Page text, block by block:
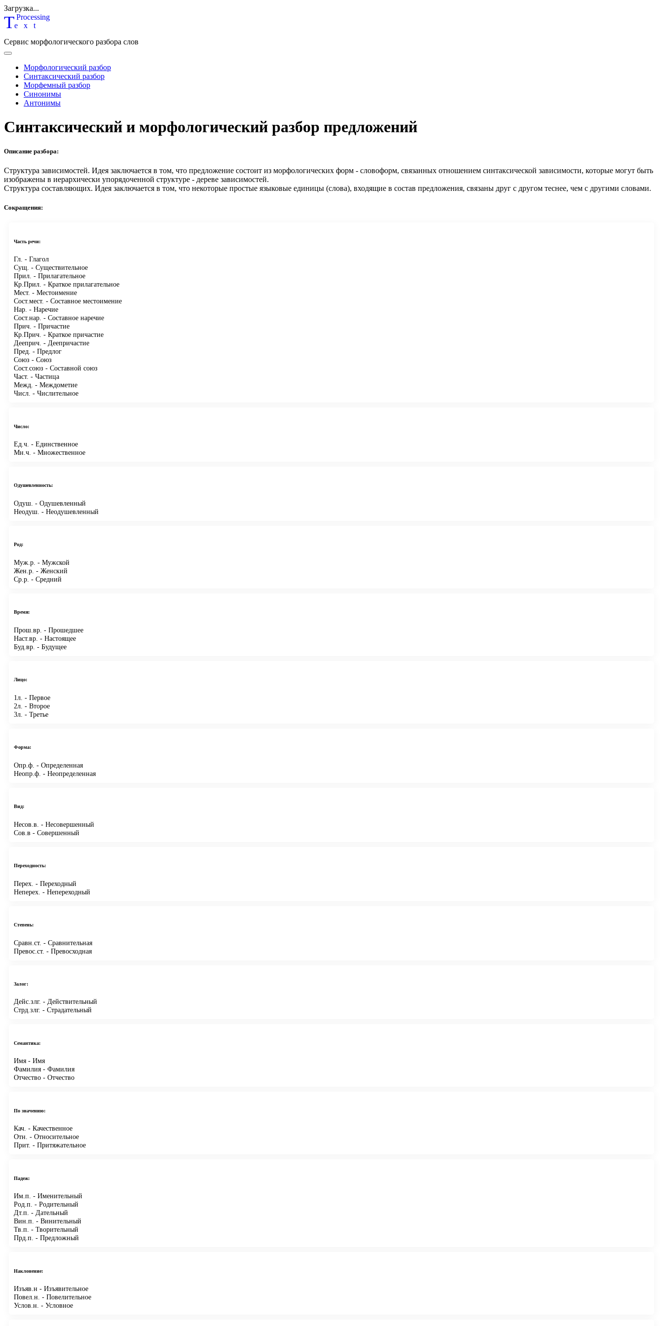
Загрузка...
Text
Processing
Сервис морфологического разбора слов
Морфологический разбор
Синтаксический разбор
Морфемный разбор
Синонимы
Антонимы
Синтаксический и морфологический разбор предложений
Описание разбора:
Структура зависимостей. Идея заключается в том, что предложение состоит из морфологических форм - словоформ, связанных отношением синтаксической зависимости, которые могут быть
изображены в иерархически упорядоченной структуре - дереве зависимостей.
Структура составляющих. Идея заключается в том, что некоторые простые языковые единицы (слова), входящие в состав предложения, связаны друг с другом теснее, чем с другими словами.
Сокращения:
Часть речи:
Гл. - Глагол
Сущ. - Существительное
Прил. - Прилагательное
Кр.Прил. - Краткое прилагательное
Мест. - Местоимение
Сост.мест. - Составное местоимение
Нар. - Наречие
Сост.нар. - Составное наречие
Прич. - Причастие
Кр.Прич. - Краткое причастие
Дееприч. - Деепричастие
Пред. - Предлог
Союз - Союз
Сост.союз - Составной союз
Част. - Частица
Межд. - Междометие
Числ. - Числительное
Число:
Ед.ч. - Единственное
Мн.ч. - Множественное
Одушевленность:
Одуш. - Одушевленный
Неодуш. - Неодушевленный
Род:
Муж.р. - Мужской
Жен.р. - Женский
Ср.р. - Средний
Время:
Прош.вр. - Прошедшее
Наст.вр. - Настоящее
Буд.вр. - Будущее
Лицо:
1л. - Первое
2л. - Второе
3л. - Третье
Форма:
Опр.ф. - Определенная
Неопр.ф. - Неопределенная
Вид:
Несов.в. - Несовершенный
Сов.в - Совершенный
Переходность:
Перех. - Переходный
Неперех. - Непереходный
Степень:
Сравн.ст. - Сравнительная
Превос.ст. - Превосходная
Залог:
Дейс.злг. - Действительный
Стрд.злг. - Страдательный
Семантика:
Имя - Имя
Фамилия - Фамилия
Отчество - Отчество
По значению:
Кач. - Качественное
Отн. - Относительное
Прит. - Притяжательное
Падеж:
Им.п. - Именительный
Род.п. - Родительный
Дт.п. - Дательный
Вин.п. - Винительный
Тв.п. - Творительный
Прд.п. - Предложный
Наклонение:
Изъяв.н - Изъявительное
Повел.н. - Повелительное
Услов.н. - Условное